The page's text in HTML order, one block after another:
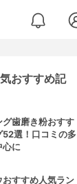
おすすめ記
グ歯磨き粉おすす
52選！口コミの多
心に
おすすめ人気ラン